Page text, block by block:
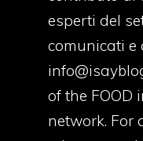
esperti del
comunicati e
of the FOOD
network. For